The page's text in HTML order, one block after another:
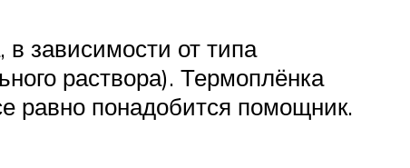
в зависимости от типа
раствора). Термоплёнка
равно понадобится помощник.